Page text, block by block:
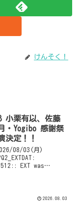
けんそく！
小栗有以、佐藤
・Yogibo 感謝祭
決定！！
08/03(月)
EXT was
2026.08.03